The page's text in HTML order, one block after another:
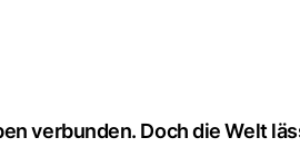
verbunden. Doch die Welt